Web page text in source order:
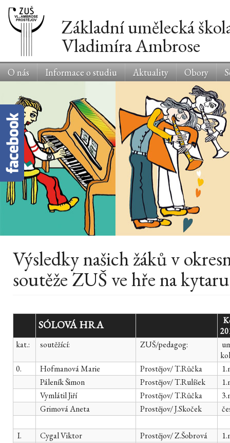
Základní umělecká
Vladimíra Ambrose
O nás Informace o studiu Aktuality Obory
Výsledky našich žáků v
soutěže ZUŠ ve hře na kytaru
SÓLOVÁ HRA
kat.:
soutěžící: ZUŠ/pedagog:
0.
Hofmanová Marie Prostějov/ T.Růčka
Páleník Šimon
Prostějov/ T.Rulíšek
Vymlátil Jiří
Prostějov/ T.Růčka
Grimová Aneta
Prostějov/ J.Skoček
I. Cygal Viktor Prostějov/ Z.Šobrová